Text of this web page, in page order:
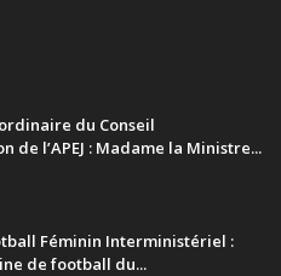
du Conseil
de l’APEJ : Madame la Ministre...
Féminin Interministériel :
de football du...